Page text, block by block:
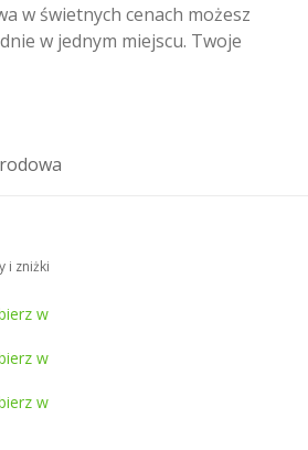
w świetnych cenach możesz
w jednym miejscu. Twoje
i zniżki
w
w
w